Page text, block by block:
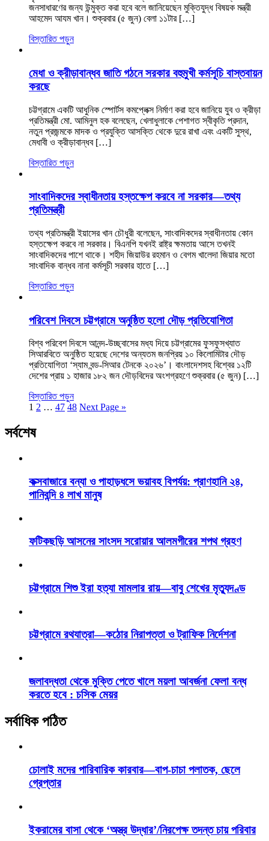
জনসাধারণের জন্য উন্মুক্ত করা হবে বলে জানিয়েছেন মুক্তিযুদ্ধ বিষয়ক মন্ত্রী
আহমেদ আযম খান। শুক্রবার (৫ জুন) বেলা ১১টার […]
বিস্তারিত পড়ুন
মেধা ও ক্রীড়াবান্ধব জাতি গঠনে সরকার বহুমুখী কর্মসূচি বাস্তবায়ন
করছে
চট্টগ্রামে একটি আধুনিক স্পোর্টস কমপ্লেক্স নির্মাণ করা হবে জানিয়ে যুব ও ক্রীড়া
প্রতিমন্ত্রী মো. আমিনুল হক বলেছেন, খেলাধুলাকে পেশাগত স্বীকৃতি প্রদান,
নতুন প্রজন্মকে মাদক ও প্রযুক্তি আসক্তি থেকে দুরে রাখা এবং একটি সুস্থ,
মেধাবী ও ক্রীড়াবান্ধব […]
বিস্তারিত পড়ুন
সাংবাদিকদের স্বাধীনতায় হস্তক্ষেপ করবে না সরকার—তথ্য
প্রতিমন্ত্রী
তথ্য প্রতিমন্ত্রী ইয়াসের খান চৌধুরী বলেছেন, সাংবাদিকদের স্বাধীনতায় কোন
হস্তক্ষেপ করবে না সরকার। বিএনপি যখনই রাষ্ট্র ক্ষমতায় আসে তখনই
সাংবাদিকদের পাশে থাকে। শহীদ জিয়াউর রহমান ও বেগম খালেদা জিয়ার মতো
সাংবাদিক বান্ধব নানা কর্মসূচী সরকার হাতে […]
বিস্তারিত পড়ুন
পরিবেশ দিবসে চট্টগ্রামে অনুষ্ঠিত হলো দৌড় প্রতিযোগিতা
বিশ্ব পরিবেশ দিবসে আনন্দ-উচ্ছ্বাসের মধ্য দিয়ে চট্টগ্রামের ফুসফুসখ্যাত
সিআরবিতে অনুষ্ঠিত হয়েছে দেশের অন্যতম জনপ্রিয় ১০ কিলোমিটার দৌড়
প্রতিযোগিতা ‘স্যাম বন্ড-সিআর টেনকে ২০২৬’। বাংলাদেশসহ বিশ্বের ১২টি
দেশের প্রায় ১ হাজার ১৮২ জন দৌড়বিদের অংশগ্রহণে শুক্রবার (৫ জুন) […]
বিস্তারিত পড়ুন
1 2 … 47 48 Next Page »
সর্বশেষ
কক্সবাজারে বন্যা ও পাহাড়ধসে ভয়াবহ বিপর্যয়: প্রাণহানি ২৪,
পানিবন্দি ৪ লাখ মানুষ
ফটিকছড়ি আসনের সাংসদ সরোয়ার আলমগীরের শপথ গ্রহণ
চট্টগ্রামে শিশু ইরা হত্যা মামলার রায়—বাবু শেখের মৃত্যুদণ্ড
চট্টগ্রামে রথযাত্রা—কঠোর নিরাপত্তা ও ট্রাফিক নির্দেশনা
জলাবদ্ধতা থেকে মুক্তি পেতে খালে ময়লা আবর্জনা ফেলা বন্ধ
করতে হবে : চসিক মেয়র
সর্বাধিক পঠিত
চোলাই মদের পারিবারিক কারবার—বাপ-চাচা পলাতক, ছেলে
গ্রেপ্তার
ইকরামের বাসা থেকে ‘অস্ত্র উদ্ধার’/নিরপেক্ষ তদন্ত চায় পরিবার